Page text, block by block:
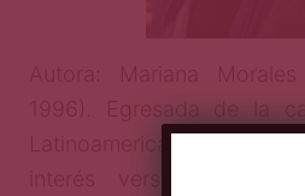
1996). Egresada de la
Latinoamericanos por la